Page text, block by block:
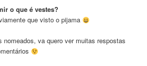
o que é vestes?
que visto o pijama
nomeados, va quero ver muitas respostas